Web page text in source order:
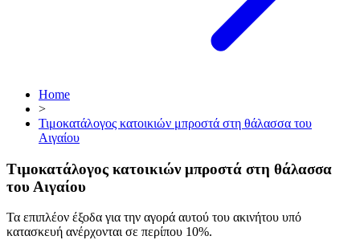
Home
>
Τιμοκατάλογος κατοικιών μπροστά στη θάλασσα του
Αιγαίου
Τιμοκατάλογος κατοικιών μπροστά στη θάλασσα
του Αιγαίου
Τα επιπλέον έξοδα για την αγορά αυτού του ακινήτου υπό
κατασκευή ανέρχονται σε περίπου 10%.